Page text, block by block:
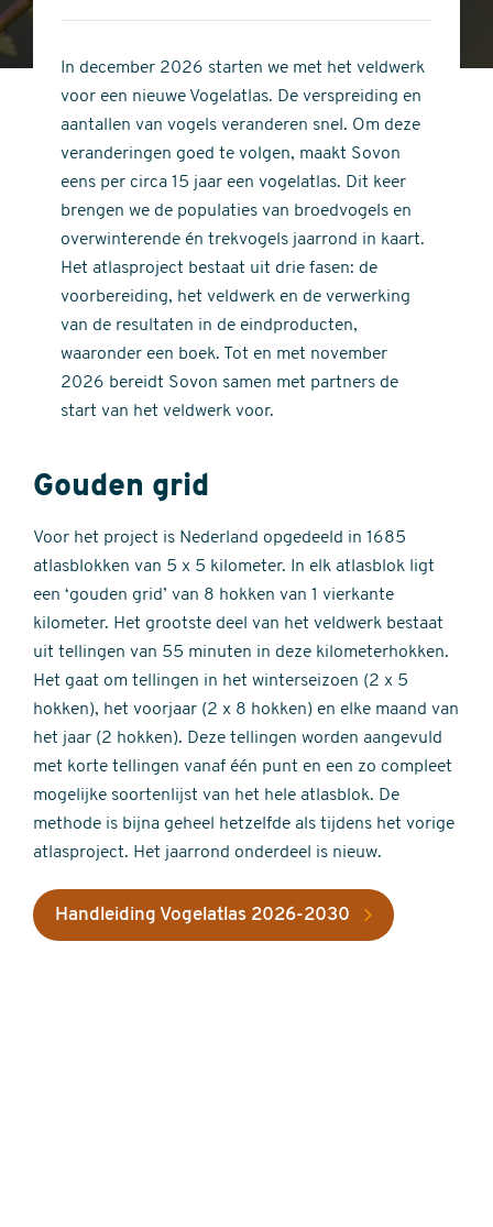
stars
of
stars
In december 2026 starten we met het veldwerk
voor een nieuwe Vogelatlas. De verspreiding en
aantallen van vogels veranderen snel. Om deze
veranderingen goed te volgen, maakt Sovon
eens per circa 15 jaar een vogelatlas. Dit keer
brengen we de populaties van broedvogels en
overwinterende én trekvogels jaarrond in kaart.
Het atlasproject bestaat uit drie fasen: de
voorbereiding, het veldwerk en de verwerking
van de resultaten in de eindproducten,
waaronder een boek. Tot en met november
2026 bereidt Sovon samen met partners de
start van het veldwerk voor.
Gouden grid
Voor het project is Nederland opgedeeld in 1685
atlasblokken van 5 x 5 kilometer. In elk atlasblok ligt
een ‘gouden grid’ van 8 hokken van 1 vierkante
kilometer. Het grootste deel van het veldwerk bestaat
uit tellingen van 55 minuten in deze kilometerhokken.
Het gaat om tellingen in het winterseizoen (2 x 5
hokken), het voorjaar (2 x 8 hokken) en elke maand van
het jaar (2 hokken). Deze tellingen worden aangevuld
met korte tellingen vanaf één punt en een zo compleet
mogelijke soortenlijst van het hele atlasblok. De
methode is bijna geheel hetzelfde als tijdens het vorige
atlasproject. Het jaarrond onderdeel is nieuw.
Handleiding Vogelatlas 2026-2030